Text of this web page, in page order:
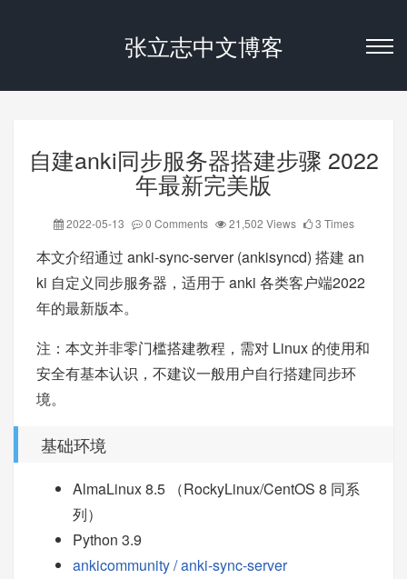
张立志中文博客
自建anki同步服务器搭建步骤 2022
年最新完美版
2022-05-13 0 Comments 21,502 Views 3 Times
本文介绍通过 anki-sync-server (ankisyncd) 搭建 an
ki 自定义同步服务器，适用于 anki 各类客户端2022
年的最新版本。
注：本文并非零门槛搭建教程，需对 Linux 的使用和
安全有基本认识，不建议一般用户自行搭建同步环
境。
基础环境
AlmaLinux 8.5 （RockyLinux/CentOS 8 同系
列）
Python 3.9
ankicommunity / anki-sync-server